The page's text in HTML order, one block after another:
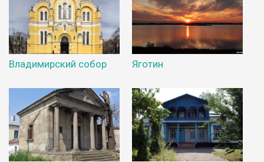
Владимирский собор Яготин